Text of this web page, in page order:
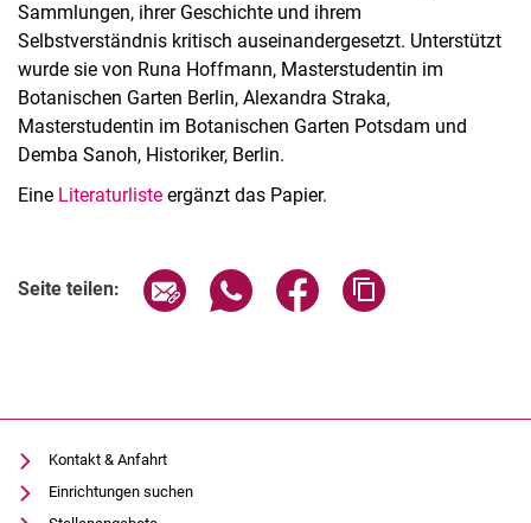
Sammlungen, ihrer Geschichte und ihrem
Selbstverständnis kritisch auseinandergesetzt. Unterstützt
wurde sie von Runa Hoffmann, Masterstudentin im
Botanischen Garten Berlin, Alexandra Straka,
Masterstudentin im Botanischen Garten Potsdam und
Demba Sanoh, Historiker, Berlin.
Eine Literaturliste ergänzt das Papier.
Seite teilen: Seite über E-Mail teilen
Seite über WhatsApp teilen
Seite über Facebook
Kontakt & Anfahrt
Einrichtungen suchen